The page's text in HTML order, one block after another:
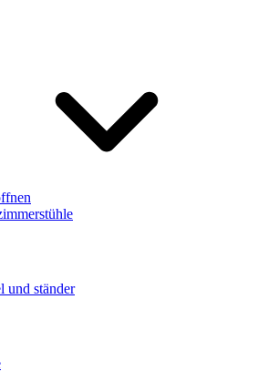
und ständer